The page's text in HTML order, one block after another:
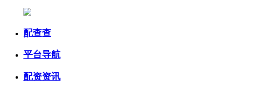
配查查
平台导航
配资资讯